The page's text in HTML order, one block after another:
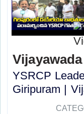
YSRCP
Giripuram |